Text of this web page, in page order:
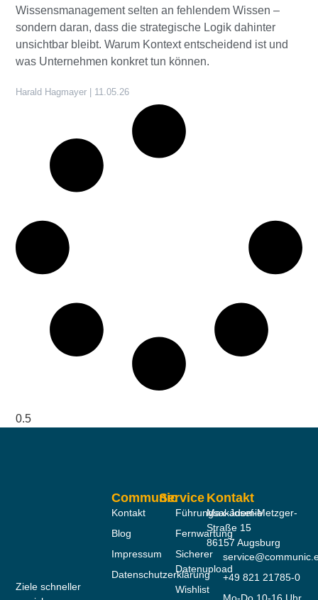
Wissensmanagement selten an fehlendem Wissen –
sondern daran, dass die strategische Logik dahinter
unsichtbar bleibt. Warum Kontext entscheidend ist und
was Unternehmen konkret tun können.
Harald Hagmayer 11.05.26
Ziele schneller
Service
Führungsakademie
Fernwartung
Sicherer
Datenupload
Wishlist
Communic
Kontakt
Blog
Impressum
Datenschutzerklärung
Kontakt
Max-Josef-Metzger-
Straße 15
86157 Augsburg
+49 821 21785-0
Mo-Do 10-16 Uhr